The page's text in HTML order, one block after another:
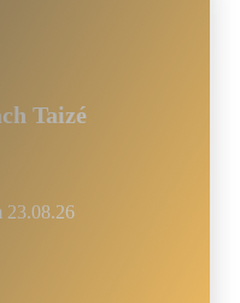
Taizé
23.08.26